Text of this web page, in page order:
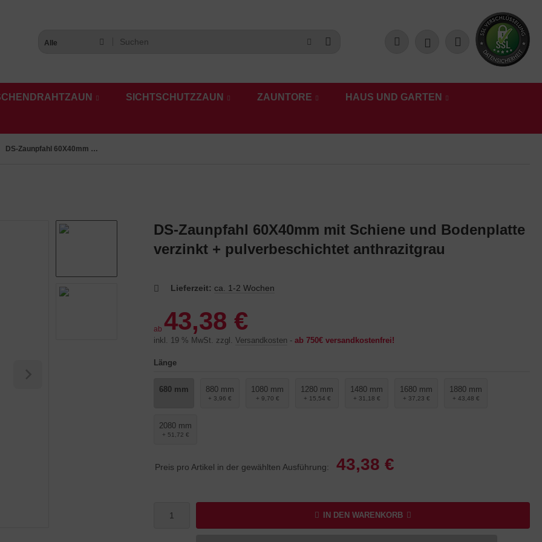
Alle
SICHTSCHUTZZAUN ZAUNTORE HAUS UND GARTEN
DS-Zaunpfahl 60X40mm mit Schiene und Bodenplatte verzinkt + anthrazit
DS-Zaunpfahl 60X40mm mit Schiene und Bodenplatte
verzinkt + pulverbeschichtet anthrazitgrau
Lieferzeit: ca. 1-2 Wochen
ab 43,38 €
inkl. 19 % MwSt. zzgl. Versandkosten - ab 750€ versandkostenfrei!
Länge
680 mm 880 mm
+ 3,96 €
1080 mm
+ 9,70 €
1280 mm
+ 15,54 €
1480 mm
+ 31,18 €
1680 mm
+ 37,23 €
1880 mm
+ 43,48 €
2080 mm
+ 51,72 €
Preis pro Artikel in der gewählten Ausführung: 43,38 €
IN DEN WARENKORB